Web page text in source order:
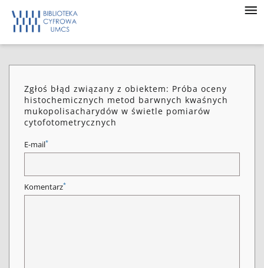
Zgłoś błąd związany z obiektem: Próba oceny
histochemicznych metod barwnych kwaśnych
mukopolisacharydów w świetle pomiarów
cytofotometrycznych
E-mail*
Komentarz*